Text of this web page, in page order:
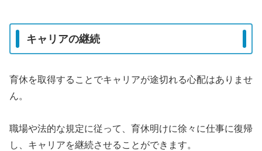
キャリアの継続
育休を取得することでキャリアが途切れる心配はありませ
ん。
職場や法的な規定に従って、育休明けに徐々に仕事に復帰
し、キャリアを継続させることができます。